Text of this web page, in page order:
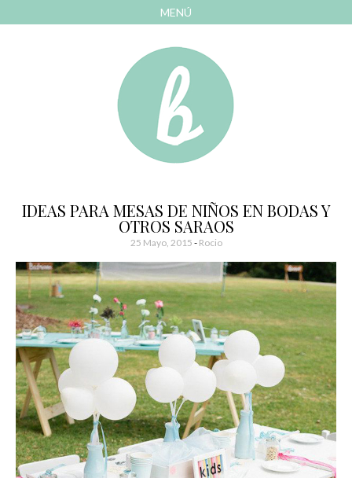
MENÚ
Bonitismos
IDEAS PARA MESAS DE NIÑOS EN BODAS Y
OTROS SARAOS
25 Mayo, 2015 - Rocio